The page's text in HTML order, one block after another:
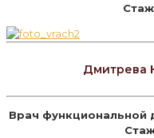
Дмитрева
Врач функциональной